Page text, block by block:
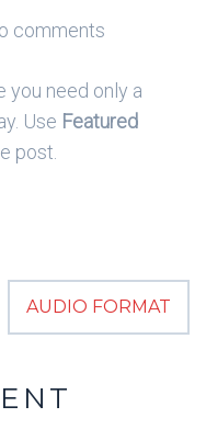
comments
need only a
Use Featured
post.
AUDIO FORMAT